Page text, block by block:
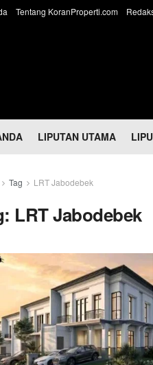
Tentang KoranProperti.com
LIPUTAN UTAMA
Tag LRT Jabodebek
LRT Jabodebek